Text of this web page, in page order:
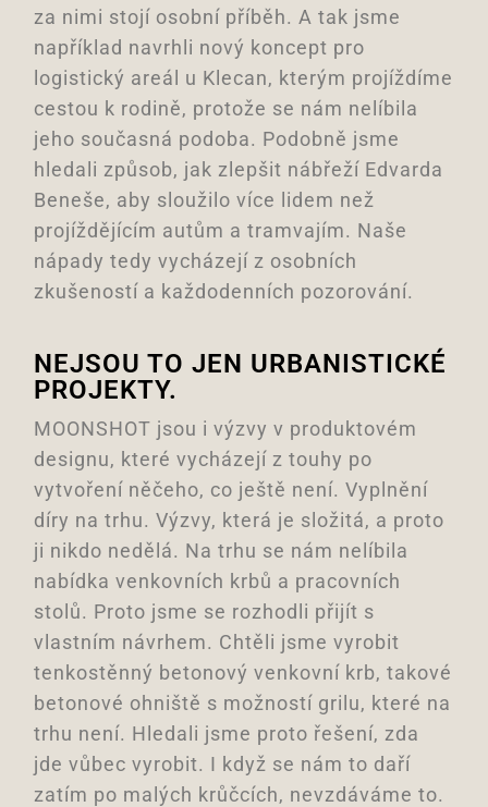
za nimi stojí osobní příběh. A tak jsme
například navrhli nový koncept pro
logistický areál u Klecan, kterým projíždíme
cestou k rodině, protože se nám nelíbila
jeho současná podoba. Podobně jsme
hledali způsob, jak zlepšit nábřeží Edvarda
Beneše, aby sloužilo více lidem než
projíždějícím autům a tramvajím. Naše
nápady tedy vycházejí z osobních
zkušeností a každodenních pozorování.
NEJSOU TO JEN URBANISTICKÉ
PROJEKTY.
MOONSHOT jsou i výzvy v produktovém
designu, které vycházejí z touhy po
vytvoření něčeho, co ještě není. Vyplnění
díry na trhu. Výzvy, která je složitá, a proto
ji nikdo nedělá. Na trhu se nám nelíbila
nabídka venkovních krbů a pracovních
stolů. Proto jsme se rozhodli přijít s
vlastním návrhem. Chtěli jsme vyrobit
tenkostěnný betonový venkovní krb, takové
betonové ohniště s možností grilu, které na
trhu není. Hledali jsme proto řešení, zda
jde vůbec vyrobit. I když se nám to daří
zatím po malých krůčcích, nevzdáváme to.